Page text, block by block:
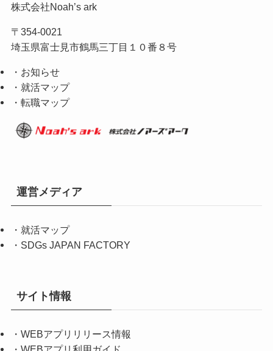
株式会社Noah’s ark
〒354-0021
埼玉県富士見市鶴馬三丁目１０番８号
・お知らせ
・就活マップ
・転職マップ
運営メディア
・ 就活マップ
・ SDGs JAPAN FACTORY
サイト情報
・ WEBアプリリリース情報